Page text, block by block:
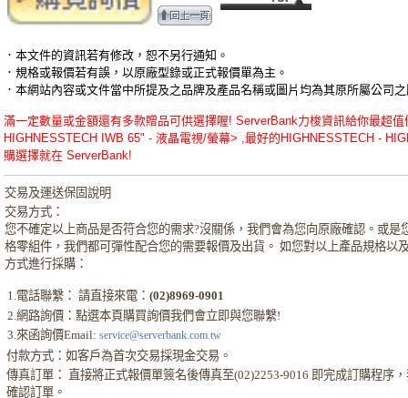
．本文件的資訊若有修改，恕不另行通知。
．規格或報價若有誤，以原廠型錄或正式報價單為主。
．本網站內容或文件當中所提及之品牌及產品名稱或圖片均為其原所屬公司
滿一定數量或金額還有多款贈品可供選擇喔! ServerBank力梭資訊給你最超
HIGHNESSTECH IWB 65" - 液晶電視/螢幕> ,最好的HIGHNESSTECH -
購選擇就在 ServerBank!
交易及運送保固說明
交易方式：
您不確定以上商品是否符合您的需求?沒關係，我們會為您向原廠確認。或是
格零組件，我們都可彈性配合您的需要報價及出貨。 如您對以上產品規格以
方式進行採購：
1.電話聯繫： 請直接來電：(02)8969-0901
2.網路詢價：點選本頁購買詢價我們會立即與您聯繫!
3.來函詢價Email: service@serverbank.com.tw
付款方式：如客戶為首次交易採現金交易。
傳真訂單： 直接將正式報價單簽名後傳真至(02)2253-9016 即完成訂購程序
確認訂單。